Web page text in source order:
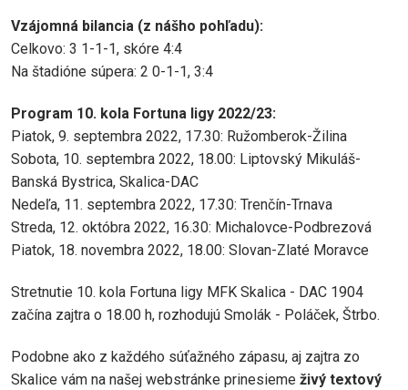
Vzájomná bilancia (z nášho pohľadu):
Celkovo: 3 1-1-1, skóre 4:4
Na štadióne súpera: 2 0-1-1, 3:4
Program 10. kola Fortuna ligy 2022/23:
Piatok, 9. septembra 2022, 17.30: Ružomberok-Žilina
Sobota, 10. septembra 2022, 18.00: Liptovský Mikuláš-
Banská Bystrica, Skalica-DAC
Nedeľa, 11. septembra 2022, 17.30: Trenčín-Trnava
Streda, 12. októbra 2022, 16.30: Michalovce-Podbrezová
Piatok, 18. novembra 2022, 18.00: Slovan-Zlaté Moravce
Stretnutie 10. kola Fortuna ligy MFK Skalica - DAC 1904
začína zajtra o 18.00 h, rozhodujú Smolák - Poláček, Štrbo.
Podobne ako z každého súťažného zápasu, aj zajtra zo
Skalice vám na našej webstránke prinesieme živý textový